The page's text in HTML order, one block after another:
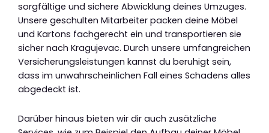
sorgfältige und sichere Abwicklung deines Umzuges.
Unsere geschulten Mitarbeiter packen deine Möbel
und Kartons fachgerecht ein und transportieren sie
sicher nach Kragujevac. Durch unsere umfangreichen
Versicherungsleistungen kannst du beruhigt sein,
dass im unwahrscheinlichen Fall eines Schadens alles
abgedeckt ist.
Darüber hinaus bieten wir dir auch zusätzliche